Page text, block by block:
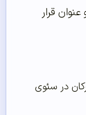
قرار
در سئوی